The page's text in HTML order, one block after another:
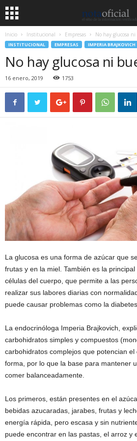
Inicio Institucional Empresas No hay glucosa
INSTITUCIONAL EMPRESAS IMPERIA BRAJKOVICH
No hay glucosa ni
16 enero, 2019 1753
La glucosa es una forma de azúcar que
frutas y en la miel. También es la
células del cuerpo, que permite a las
realizar sus labores diarias con
puede causar problemas como la diabetes.
La endocrinóloga Imperia Brajkovich,
carbohidratos simples y compuestos
carbohidratos complejos que potencian
forma, por lo que la base para mantener
comer balanceadamente.
Los primeros, están presentes en el
bebidas azucaradas, jarabes, frutas y
energía rápida, pero escasa y sin
puede encontrar en las pastas, el arroz y